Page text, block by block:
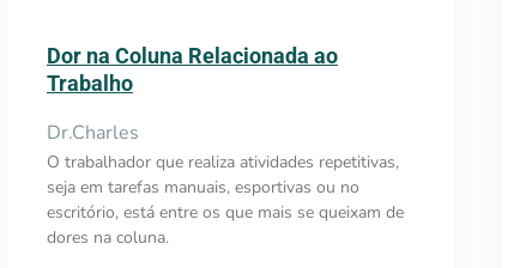
Dor na Coluna Relacionada ao
Trabalho
Dr.Charles
O trabalhador que realiza atividades repetitivas,
seja em tarefas manuais, esportivas ou no
escritório, está entre os que mais se queixam de
dores na coluna.